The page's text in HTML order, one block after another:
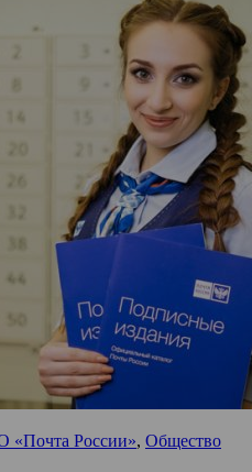
«Почта России», Общество